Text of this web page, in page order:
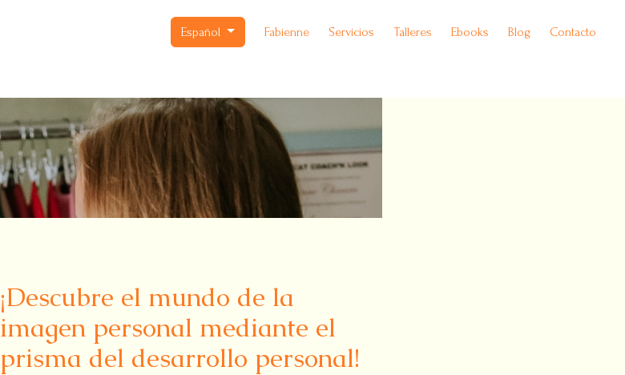
Español Fabienne Servicios Talleres Ebooks Blog Contacto
¡Descubre el mundo de la
imagen personal mediante el
prisma del desarrollo personal!